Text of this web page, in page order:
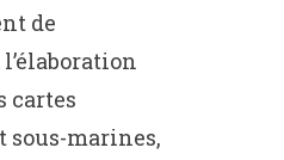
de
cartes
sous-marines,